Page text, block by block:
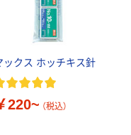
ックス ホッチキス針
220~ （税込）